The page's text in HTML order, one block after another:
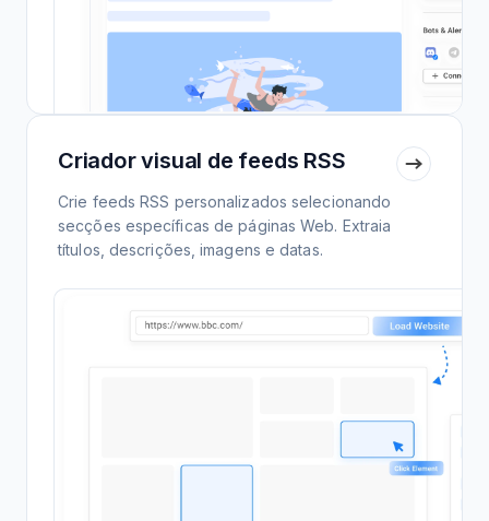
Criador visual de feeds RSS
Crie feeds RSS personalizados selecionando
secções específicas de páginas Web. Extraia
títulos, descrições, imagens e datas.